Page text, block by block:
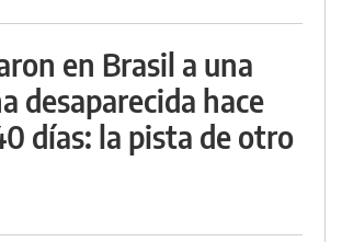
en Brasil a una
desaparecida hace
días: la pista de otro